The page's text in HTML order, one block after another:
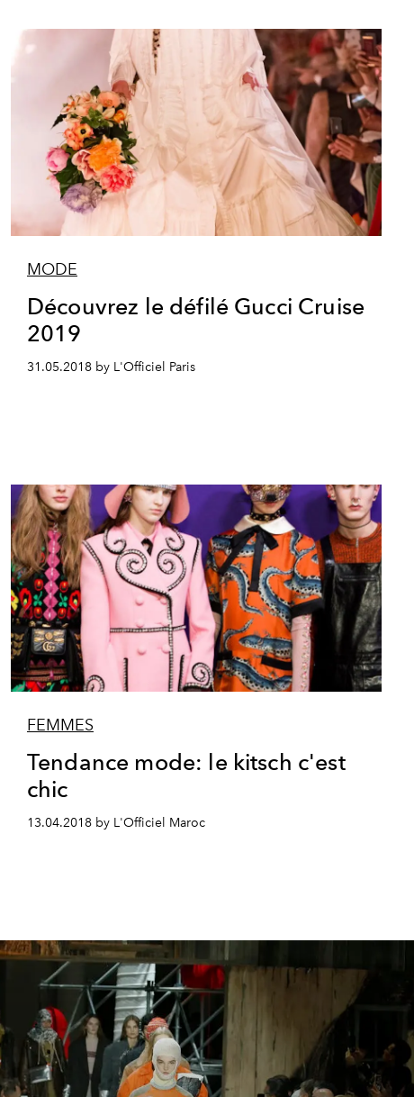
MODE
Découvrez le défilé Gucci Cruise
2019
31.05.2018 by L'Officiel Paris
FEMMES
Tendance mode: le kitsch c'est
chic
13.04.2018 by L'Officiel Maroc